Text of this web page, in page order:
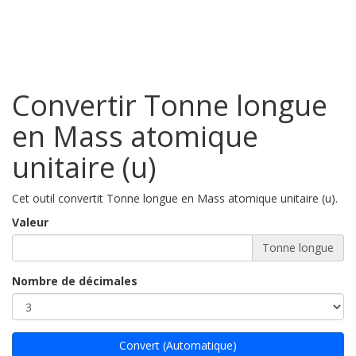
Convertir Tonne longue
en Mass atomique
unitaire (u)
Cet outil convertit Tonne longue en Mass atomique unitaire (u).
Valeur
Tonne longue
Nombre de décimales
Convert (Automatique)